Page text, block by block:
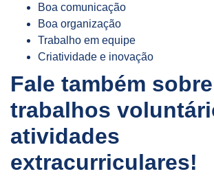
Boa comunicação
Boa organização
Trabalho em equipe
Criatividade e inovação
Fale também sobre
trabalhos
atividades
extracurriculares!